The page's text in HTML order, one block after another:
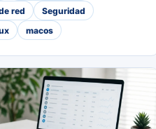
red
Seguridad
macos